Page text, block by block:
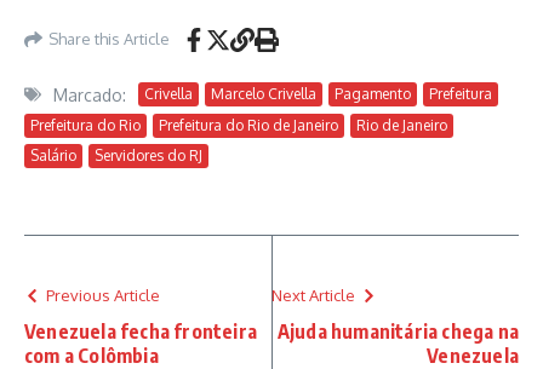
Share this Article
Marcado: Crivella Marcelo Crivella Pagamento
Prefeitura
Prefeitura do Rio
Prefeitura do Rio de Janeiro
Rio de Janeiro
Salário
Servidores do RJ
Previous Article
Venezuela fecha fronteira
com a Colômbia
Next Article
Ajuda humanitária chega na
Venezuela